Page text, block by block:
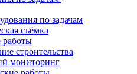
по задачам
съёмка
работы
строительства
мониторинг